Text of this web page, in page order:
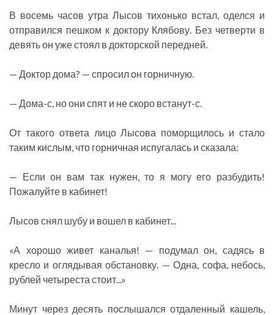
В восемь часов утра Лысов тихонько встал, оделся и
отправился пешком к доктору Клябову. Без четверти в
девять он уже стоял в докторской передней.
— Доктор дома? — спросил он горничную.
— Дома-с, но они спят и не скоро встанут-с.
От такого ответа лицо Лысова поморщилось и стало
таким кислым, что горничная испугалась и сказала:
— Если он вам так нужен, то я могу его разбудить!
Пожалуйте в кабинет!
Лысов снял шубу и вошел в кабинет...
«А хорошо живет каналья! — подумал он, садясь в
кресло и оглядывая обстановку. — Одна, софа, небось,
рублей четыреста стоит...»
Минут через десять послышался отдаленный кашель,